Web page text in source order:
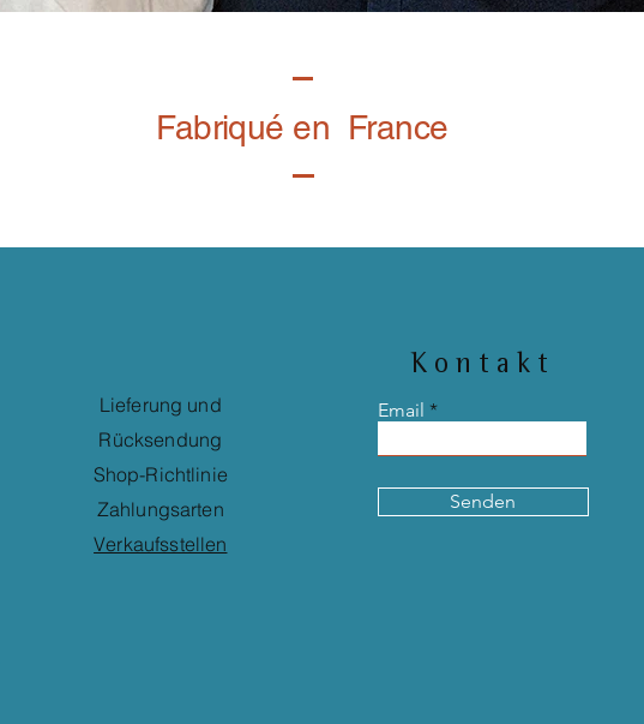
Fabriqué en France
Lieferung und
Rücksendung
Shop-Richtlinie
Zahlungsarten
Verkaufsstellen
Kontakt
Email
Senden